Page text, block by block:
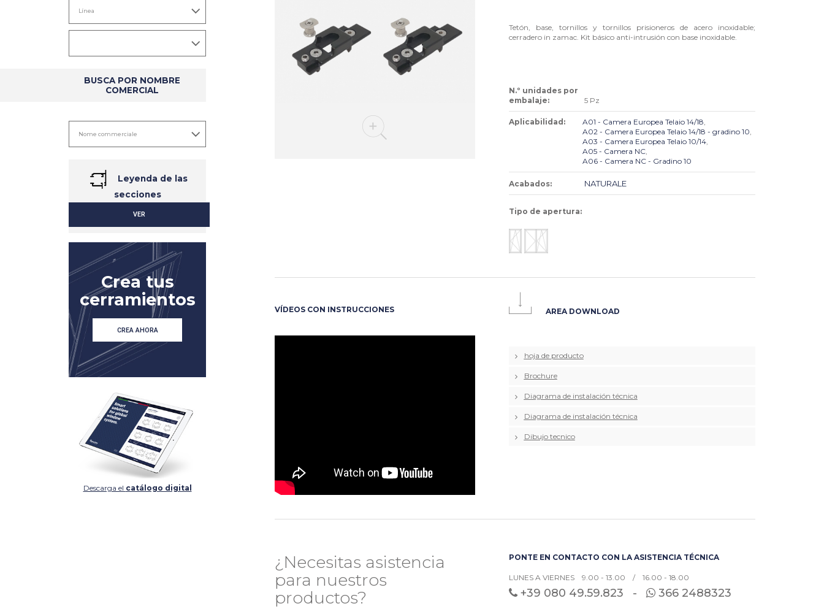
BUSCA POR NOMBRE
COMERCIAL
Leyenda de las
secciones
VER
Crea tus
cerramientos
CREA AHORA
Descarga el catálogo digital
Tetón, base, tornillos y tornillos prisioneros de acero inoxidable;
cerradero in zamac. Kit básico anti-intrusión con base inoxidable.
N.º unidades por
embalaje:
5 Pz
Aplicabilidad: A01 - Camera Europea Telaio 14/18
A02 - Camera Europea Telaio 14/18 - gradino 10
A03 - Camera Europea Telaio 10/14
A05 - Camera NC
A06 - Camera NC - Gradino 10
Acabados: NATURALE
Tipo de apertura:
VÍDEOS CON INSTRUCCIONES AREA DOWNLOAD
hoja de producto
Brochure
Diagrama de instalación técnica
Diagrama de instalación técnica
Dibujo tecnico
¿Necesitas asistencia
para nuestros
productos?
PONTE EN CONTACTO CON LA ASISTENCIA TÉCNICA
LUNES A VIERNES 9.00 - 13.00 / 16.00 - 18.00
+39 080 49.59.823 - 366 2488323